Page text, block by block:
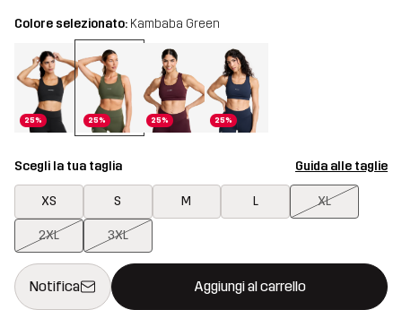
Colore selezionato: Kambaba Green
25% 25% 25% 25%
Scegli la tua taglia Guida alle taglie
XS S M L XL
2XL 3XL
Notifica Aggiungi al carrello
Questo tasto aprirà una finestra modale per confermare un
{{size}} non disponibile